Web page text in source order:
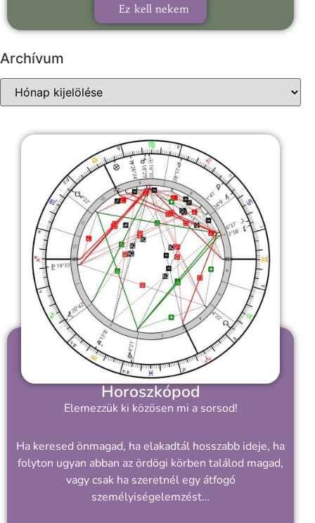
Ez kell nekem
Archívum
Horoszkópod
Elemezzük ki közösen mi a sorsod!
Ha keresed önmagad, ha elakadtál hosszabb ideje, ha
folyton ugyan abban az ördögi körben találod magad,
vagy csak ha szeretnél egy átfogó
személyiségelemzést…